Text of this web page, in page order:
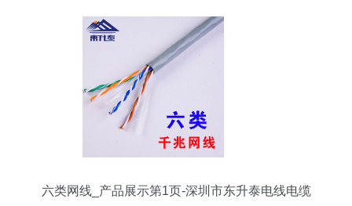
六类网线_产品展示第1页-深圳市东升泰电线电缆